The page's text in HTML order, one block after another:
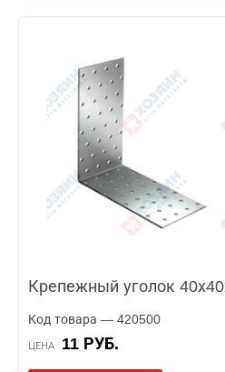
Крепежный уголок
Код товара — 420500
ЦЕНА 11 РУБ.